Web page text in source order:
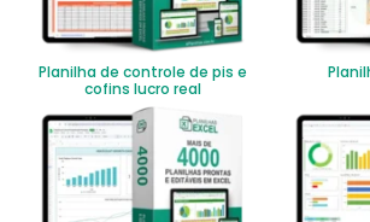
Planilha de controle de pis e
cofins lucro real